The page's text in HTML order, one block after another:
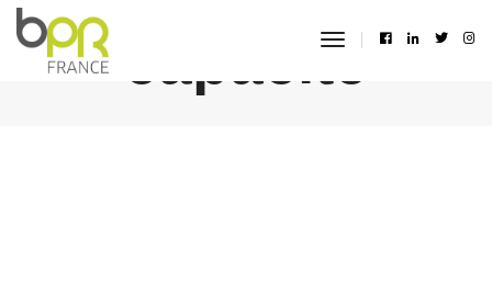
toggle
capacité